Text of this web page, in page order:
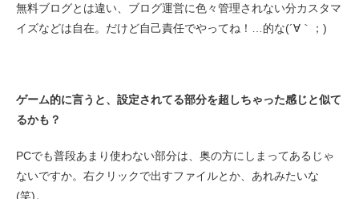
無料ブログとは違い、ブログ運営に色々管理されない分カスタマ
イズなどは自在。だけど自己責任でやってね！…的な(´∀｀；)
ゲーム的に言うと、設定されてる部分を超しちゃった感じと似て
るかも？
PCでも普段あまり使わない部分は、奥の方にしまってあるじゃ
ないですか。右クリックで出すファイルとか、あれみたいな
(笑)。